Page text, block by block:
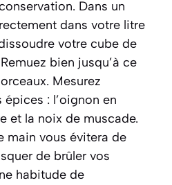
Dans un
dans votre litre
votre cube de
bien jusqu’à ce
Mesurez
: l’oignon en
et la noix de muscade.
main vous évitera de
de brûler vos
habitude de